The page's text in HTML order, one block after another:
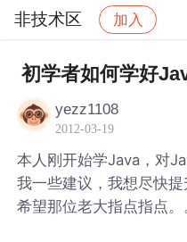
非技术区 加入
社区 非技术区
初学者如何学好
yezz1108
2012-03-19
本人刚开始学Java，对
我一些建议，我想尽快提
希望那位老大指点指点。